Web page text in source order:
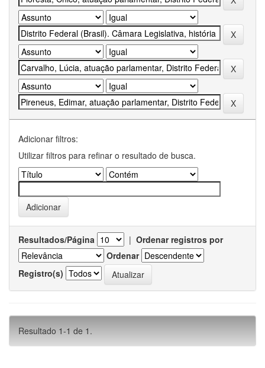
Adicionar filtros:
Utilizar filtros para refinar o resultado de busca.
Resultados/Página | Ordenar registros por
Ordenar
Registro(s)
Resultado 1-1 de 1.